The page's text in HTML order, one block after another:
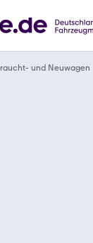
und Neuwagen